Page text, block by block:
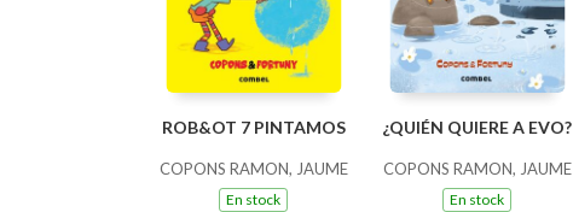
ROB&OT 7 PINTAMOS
COPONS RAMON, JAUME
En stock
¿QUIÉN QUIERE A EVO?
COPONS RAMON, JAUME
En stock